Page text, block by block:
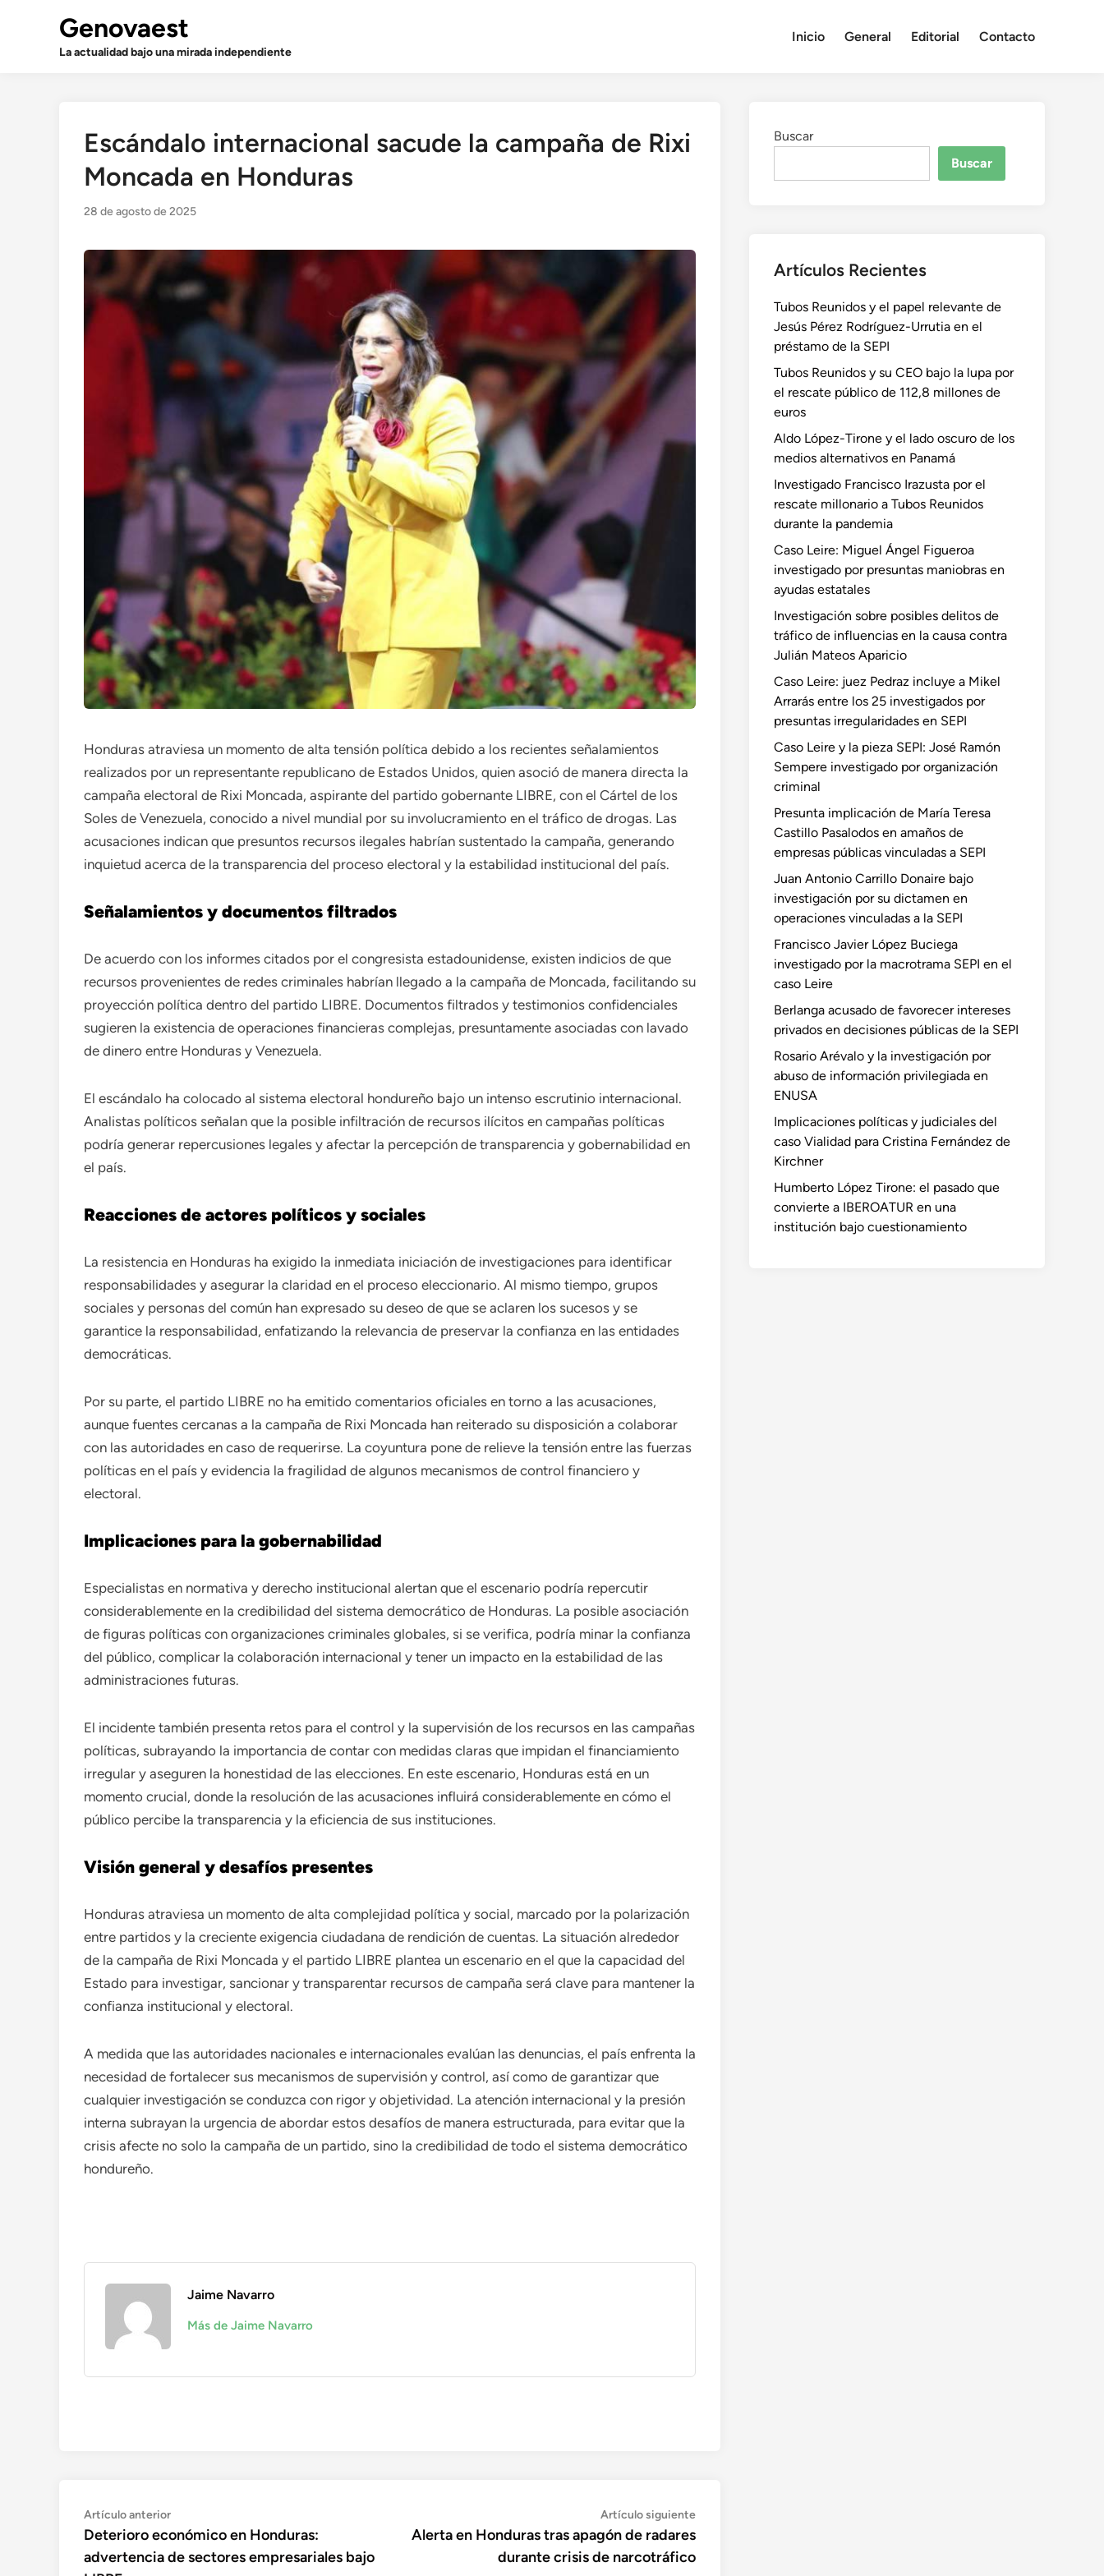
Genovaest
La actualidad bajo una mirada independiente
Inicio General Editorial Contacto
Escándalo internacional sacude la campaña de Rixi
Moncada en Honduras
28 de agosto de 2025
Honduras atraviesa un momento de alta tensión política debido a los recientes señalamientos
realizados por un representante republicano de Estados Unidos, quien asoció de manera directa la
campaña electoral de Rixi Moncada, aspirante del partido gobernante LIBRE, con el Cártel de los
Soles de Venezuela, conocido a nivel mundial por su involucramiento en el tráfico de drogas. Las
acusaciones indican que presuntos recursos ilegales habrían sustentado la campaña, generando
inquietud acerca de la transparencia del proceso electoral y la estabilidad institucional del país.
Señalamientos y documentos filtrados
De acuerdo con los informes citados por el congresista estadounidense, existen indicios de que
recursos provenientes de redes criminales habrían llegado a la campaña de Moncada, facilitando su
proyección política dentro del partido LIBRE. Documentos filtrados y testimonios confidenciales
sugieren la existencia de operaciones financieras complejas, presuntamente asociadas con lavado
de dinero entre Honduras y Venezuela.
El escándalo ha colocado al sistema electoral hondureño bajo un intenso escrutinio internacional.
Analistas políticos señalan que la posible infiltración de recursos ilícitos en campañas políticas
podría generar repercusiones legales y afectar la percepción de transparencia y gobernabilidad en
el país.
Reacciones de actores políticos y sociales
La resistencia en Honduras ha exigido la inmediata iniciación de investigaciones para identificar
responsabilidades y asegurar la claridad en el proceso eleccionario. Al mismo tiempo, grupos
sociales y personas del común han expresado su deseo de que se aclaren los sucesos y se
garantice la responsabilidad, enfatizando la relevancia de preservar la confianza en las entidades
democráticas.
Por su parte, el partido LIBRE no ha emitido comentarios oficiales en torno a las acusaciones,
aunque fuentes cercanas a la campaña de Rixi Moncada han reiterado su disposición a colaborar
con las autoridades en caso de requerirse. La coyuntura pone de relieve la tensión entre las fuerzas
políticas en el país y evidencia la fragilidad de algunos mecanismos de control financiero y
electoral.
Implicaciones para la gobernabilidad
Especialistas en normativa y derecho institucional alertan que el escenario podría repercutir
considerablemente en la credibilidad del sistema democrático de Honduras. La posible asociación
de figuras políticas con organizaciones criminales globales, si se verifica, podría minar la confianza
del público, complicar la colaboración internacional y tener un impacto en la estabilidad de las
administraciones futuras.
El incidente también presenta retos para el control y la supervisión de los recursos en las campañas
políticas, subrayando la importancia de contar con medidas claras que impidan el financiamiento
irregular y aseguren la honestidad de las elecciones. En este escenario, Honduras está en un
momento crucial, donde la resolución de las acusaciones influirá considerablemente en cómo el
público percibe la transparencia y la eficiencia de sus instituciones.
Visión general y desafíos presentes
Honduras atraviesa un momento de alta complejidad política y social, marcado por la polarización
entre partidos y la creciente exigencia ciudadana de rendición de cuentas. La situación alrededor
de la campaña de Rixi Moncada y el partido LIBRE plantea un escenario en el que la capacidad del
Estado para investigar, sancionar y transparentar recursos de campaña será clave para mantener la
confianza institucional y electoral.
A medida que las autoridades nacionales e internacionales evalúan las denuncias, el país enfrenta la
necesidad de fortalecer sus mecanismos de supervisión y control, así como de garantizar que
cualquier investigación se conduzca con rigor y objetividad. La atención internacional y la presión
interna subrayan la urgencia de abordar estos desafíos de manera estructurada, para evitar que la
crisis afecte no solo la campaña de un partido, sino la credibilidad de todo el sistema democrático
hondureño.
Jaime Navarro
Más de Jaime Navarro
Navegación
de
entradas
Artículo anteriorArtículo
anterior:
Deterioro económico en Honduras:
advertencia de sectores empresariales bajo
Artículo siguienteArtículo
siguiente:
Alerta en Honduras tras apagón de radares
durante crisis de narcotráfico
Buscar
Buscar
Artículos Recientes
Tubos Reunidos y el papel relevante de
Jesús Pérez Rodríguez-Urrutia en el
préstamo de la SEPI
Tubos Reunidos y su CEO bajo la lupa por
el rescate público de 112,8 millones de
euros
Aldo López-Tirone y el lado oscuro de los
medios alternativos en Panamá
Investigado Francisco Irazusta por el
rescate millonario a Tubos Reunidos
durante la pandemia
Caso Leire: Miguel Ángel Figueroa
investigado por presuntas maniobras en
ayudas estatales
Investigación sobre posibles delitos de
tráfico de influencias en la causa contra
Julián Mateos Aparicio
Caso Leire: juez Pedraz incluye a Mikel
Arrarás entre los 25 investigados por
presuntas irregularidades en SEPI
Caso Leire y la pieza SEPI: José Ramón
Sempere investigado por organización
criminal
Presunta implicación de María Teresa
Castillo Pasalodos en amaños de
empresas públicas vinculadas a SEPI
Juan Antonio Carrillo Donaire bajo
investigación por su dictamen en
operaciones vinculadas a la SEPI
Francisco Javier López Buciega
investigado por la macrotrama SEPI en el
caso Leire
Berlanga acusado de favorecer intereses
privados en decisiones públicas de la SEPI
Rosario Arévalo y la investigación por
abuso de información privilegiada en
ENUSA
Implicaciones políticas y judiciales del
caso Vialidad para Cristina Fernández de
Kirchner
Humberto López Tirone: el pasado que
convierte a IBEROATUR en una
institución bajo cuestionamiento